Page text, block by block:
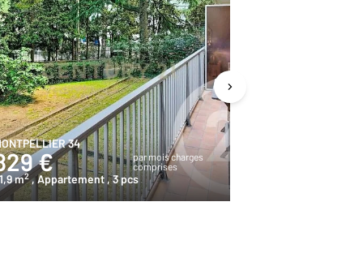
34
€
par mois charges
comprises
m2 , Appartement , 3 pcs